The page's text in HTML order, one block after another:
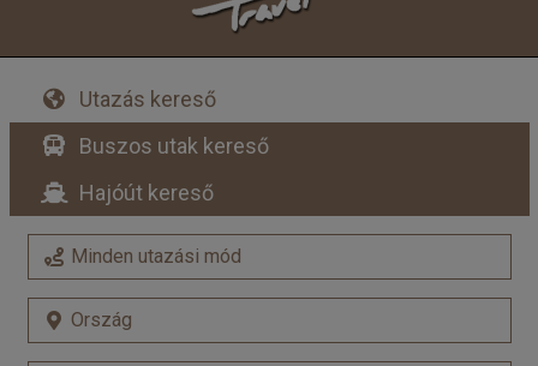
Utazás kereső
Buszos utak kereső
Hajóút kereső